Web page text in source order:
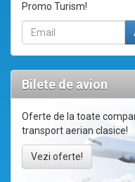
Promo Turism!
Bilete de avion
Oferte de la toate
transport aerian clasice!
Vezi oferte!